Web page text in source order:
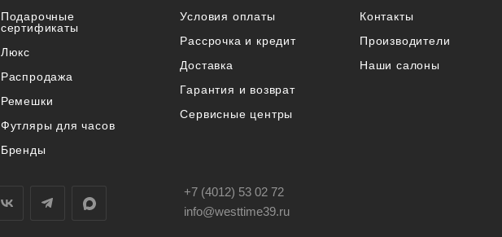
Подарочные
сертификаты
Люкс
Распродажа
Ремешки
Футляры для часов
Бренды
Условия оплаты
Рассрочка и кредит
Доставка
Гарантия и возврат
Сервисные центры
Контакты
Производители
Наши салоны
+7 (4012) 53 02 72
info@westtime39.ru